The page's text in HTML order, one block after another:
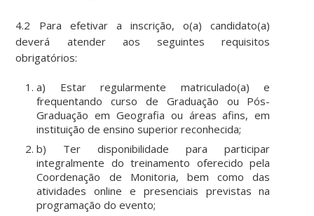
4.2 Para efetivar a inscrição, o(a) candidato(a)
deverá atender aos seguintes requisitos
obrigatórios:
a) Estar regularmente matriculado(a) e
frequentando curso de Graduação ou Pós-
Graduação em Geografia ou áreas afins, em
instituição de ensino superior reconhecida;
b) Ter disponibilidade para participar
integralmente do treinamento oferecido pela
Coordenação de Monitoria, bem como das
atividades online e presenciais previstas na
programação do evento;